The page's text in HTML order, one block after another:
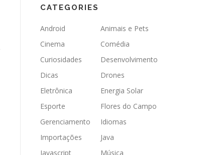
CATEGORIES
Android
Animais e Pets
Cinema
Comédia
Curiosidades
Desenvolvimento
Dicas
Drones
Eletrônica
Energia Solar
Esporte
Flores do Campo
Gerenciamento
Idiomas
Importações
Java
Javascript
Música